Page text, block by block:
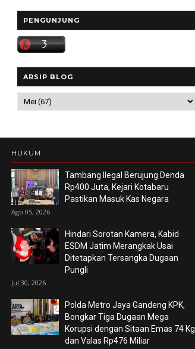
PENGUNJUNG
ARSIP BLOG
HUKUM
Tambang Ilegal Berujung Denda
Rp400 Juta, Kejari Kotabaru
Pastikan Masuk Kas Negara
Ago 05, 2026
Hindari Sorotan Kamera, Kabid
ESDM Jatim Merangkak Usai
Ditetapkan Tersangka Dugaan
Pungli
Jul 30, 2026
Polda Metro Jaya Gandeng KPK,
Bongkar Tiga Dugaan Mega
Korupsi dengan Sitaan Emas 74 Kg
dan Valas Rp476 Miliar